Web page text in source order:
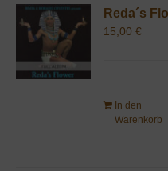
Reda´s
15,00€
In den
Warenkorb